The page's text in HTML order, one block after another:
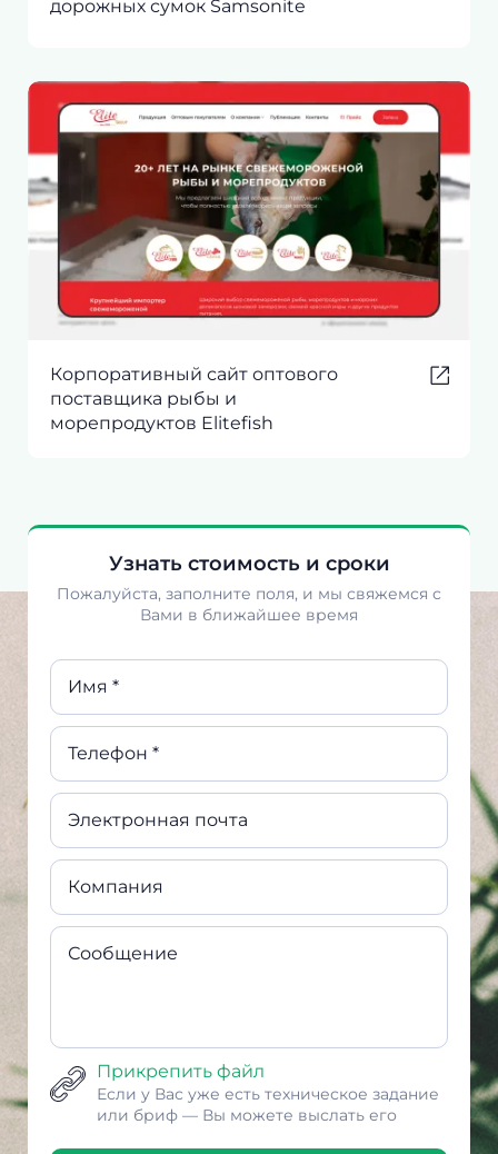
дорожных сумок Samsonite
Корпоративный сайт оптового
поставщика рыбы и
морепродуктов Elitefish
Узнать стоимость и сроки
Пожалуйста, заполните поля, и мы свяжемся с
Вами в ближайшее время
Имя *
Телефон *
Электронная почта
Компания
Сообщение
Прикрепить файл
Если у Вас уже есть техническое задание
или бриф — Вы можете выслать его